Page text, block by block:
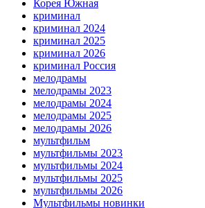
Корея Южная
криминал
криминал 2024
криминал 2025
криминал 2026
криминал Россия
мелодрамы
мелодрамы 2023
мелодрамы 2024
мелодрамы 2025
мелодрамы 2026
мультфильм
мультфильмы 2023
мультфильмы 2024
мультфильмы 2025
мультфильмы 2026
Мультфильмы новинки